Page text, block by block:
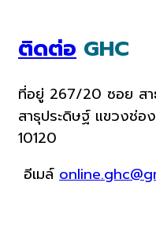
ติดต่อ GHC
ที่อยู่ 267/20 ซอย สา
สาธุประดิษฐ์ แขวงช่อ
10120
อีเมล์